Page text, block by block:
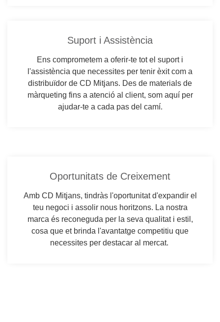
Suport i Assistència
Ens comprometem a oferir-te tot el suport i
l'assistència que necessites per tenir èxit com a
distribuïdor de CD Mitjans. Des de materials de
màrqueting fins a atenció al client, som aquí per
ajudar-te a cada pas del camí.
Oportunitats de Creixement
Amb CD Mitjans, tindràs l'oportunitat d'expandir el
teu negoci i assolir nous horitzons. La nostra
marca és reconeguda per la seva qualitat i estil,
cosa que et brinda l'avantatge competitiu que
necessites per destacar al mercat.